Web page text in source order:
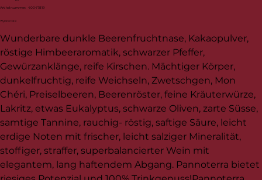
Artikelnummer:
Artikelnummer:
40047819
Preis
75,00 CHF
Wunderbare dunkle Beerenfruchtnase, Kakaopulver,
röstige Himbeeraromatik, schwarzer Pfeffer,
Gewürzanklänge, reife Kirschen. Mächtiger Körper,
dunkelfruchtig, reife Weichseln, Zwetschgen, Mon
Chéri, Preiselbeeren, Beerenröster, feine Kräuterwürze,
Lakritz, etwas Eukalyptus, schwarze Oliven, zarte Süsse,
samtige Tannine, rauchig- röstig, saftige Säure, leicht
erdige Noten mit frischer, leicht salziger Mineralität,
stoffiger, straffer, superbalancierter Wein mit
elegantem, lang haftendem Abgang. Pannoterra bietet